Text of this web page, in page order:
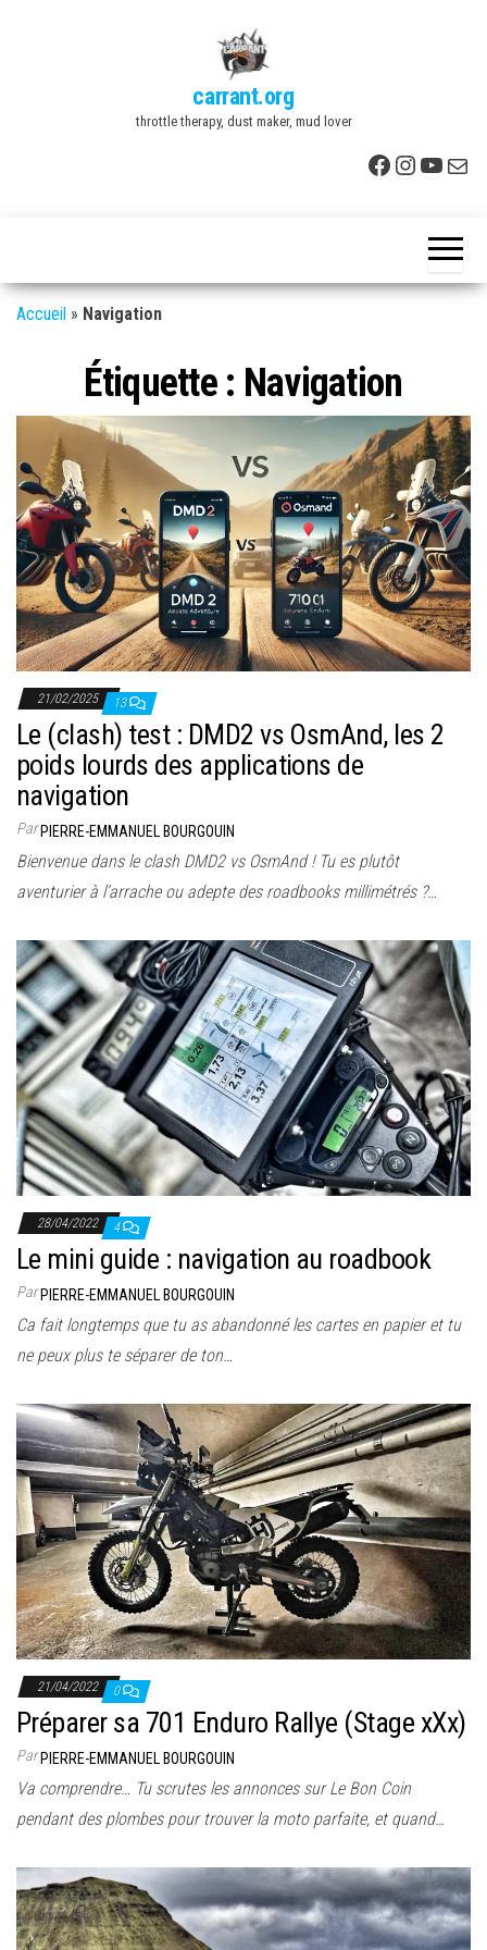
carrant.org
throttle therapy, dust maker, mud lover
Facebook
E-
Accueil » Navigation
Étiquette : Navigation
21/02/2025 13
Le (clash) test : DMD2 vs OsmAnd, les 2
poids lourds des applications de
navigation
ParPIERRE-EMMANUEL BOURGOUIN
Bienvenue dans le clash DMD2 vs OsmAnd ! Tu es plutôt
aventurier à l’arrache ou adepte des roadbooks millimétrés ?…
28/04/2022 4
Le mini guide : navigation au roadbook
ParPIERRE-EMMANUEL BOURGOUIN
Ca fait longtemps que tu as abandonné les cartes en papier et tu
ne peux plus te séparer de ton…
21/04/2022 0
Préparer sa 701 Enduro Rallye (Stage xXx)
ParPIERRE-EMMANUEL BOURGOUIN
Va comprendre… Tu scrutes les annonces sur Le Bon Coin
pendant des plombes pour trouver la moto parfaite, et quand…